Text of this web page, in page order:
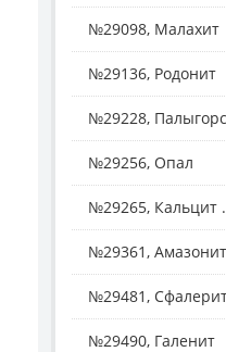
№29098, Малахит
№29136, Родонит
№29228,
№29256, Опал
№29265, Кальцит
№29361, Амазонит
№29481,
№29490, Галенит